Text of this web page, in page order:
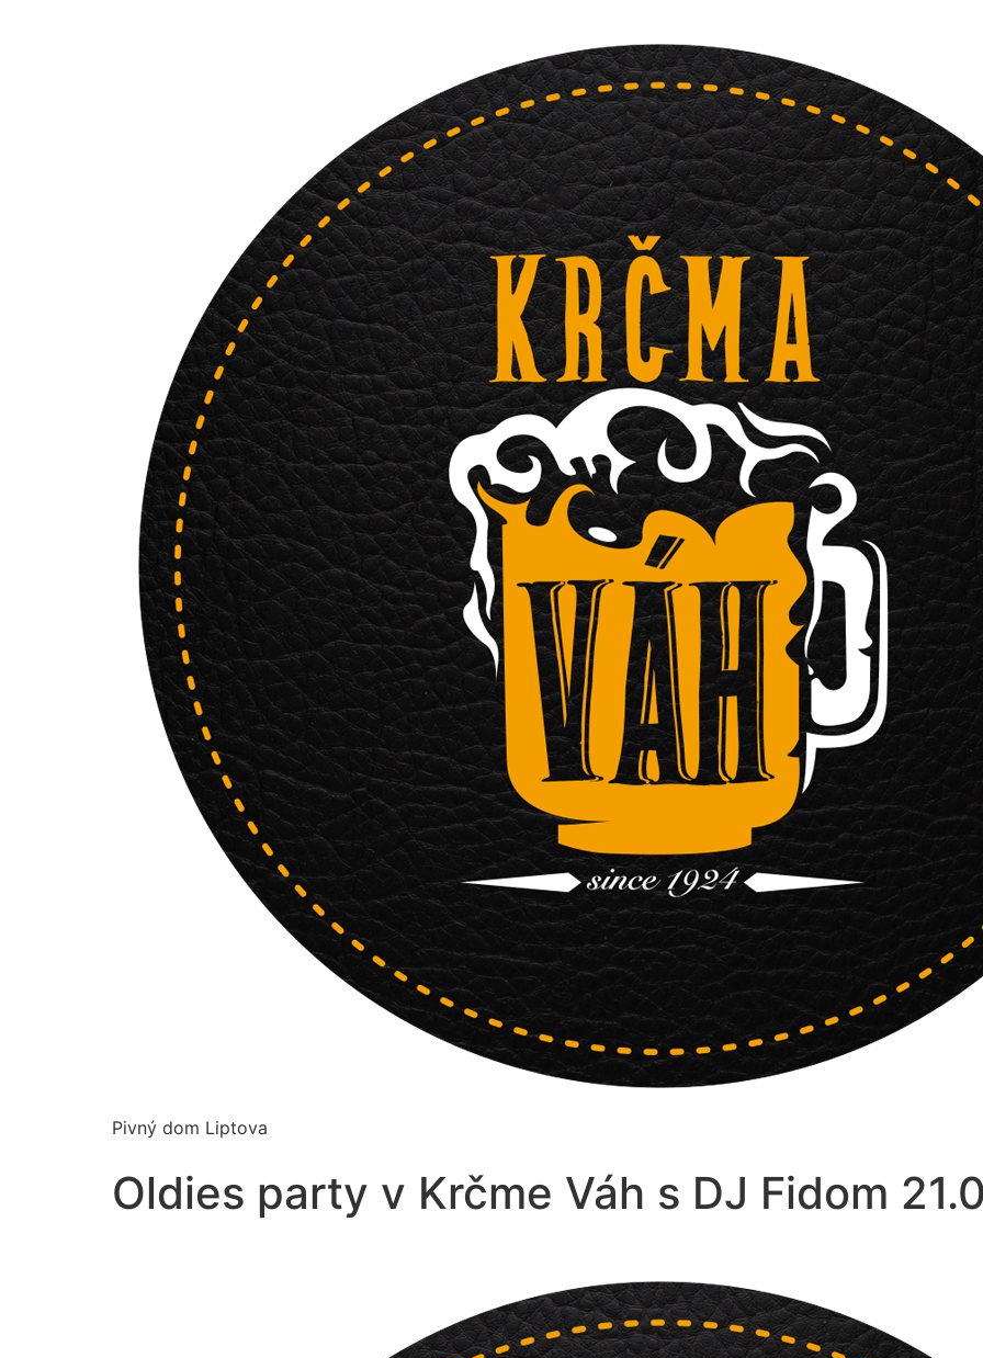
Pivný dom Liptova
Oldies party v Krčme Váh s DJ Fidom